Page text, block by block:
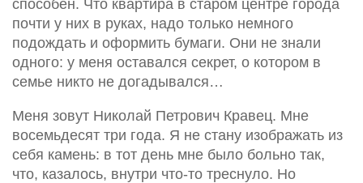
способен. Что квартира в старом центре города
почти у них в руках, надо только немного
подождать и оформить бумаги. Они не знали
одного: у меня оставался секрет, о котором в
семье никто не догадывался…
Меня зовут Николай Петрович Кравец. Мне
восемьдесят три года. Я не стану изображать из
себя камень: в тот день мне было больно так,
что, казалось, внутри что-то треснуло. Но